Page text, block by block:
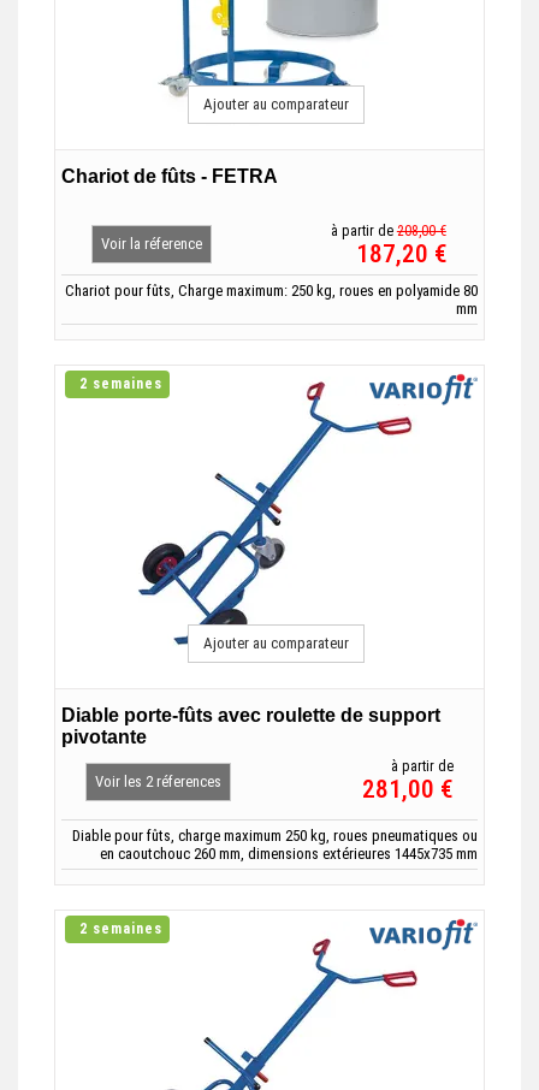
Chariot de fûts - FETRA
Voir la réference
à partir de 208,00 €
187,20 €
Chariot pour fûts, Charge maximum: 250 kg, roues en polyamide 80
mm
Ajouter au comparateur
2 semaines
Diable porte-fûts avec roulette de support
pivotante
Voir les 2 réferences
à partir de
281,00 €
Diable pour fûts, charge maximum 250 kg, roues pneumatiques ou
en caoutchouc 260 mm, dimensions extérieures 1445x735 mm
Ajouter au comparateur
2 semaines